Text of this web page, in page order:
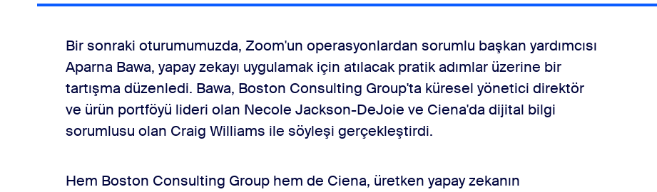
Bir sonraki oturumumuzda, Zoom'un operasyonlardan sorumlu başkan yardımcısı
Aparna Bawa, yapay zekayı uygulamak için atılacak pratik adımlar üzerine bir
tartışma düzenledi. Bawa, Boston Consulting Group'ta küresel yönetici direktör
ve ürün portföyü lideri olan Necole Jackson-DeJoie ve Ciena'da dijital bilgi
sorumlusu olan Craig Williams ile söyleşi gerçekleştirdi.
Hem Boston Consulting Group hem de Ciena, üretken yapay zekanın